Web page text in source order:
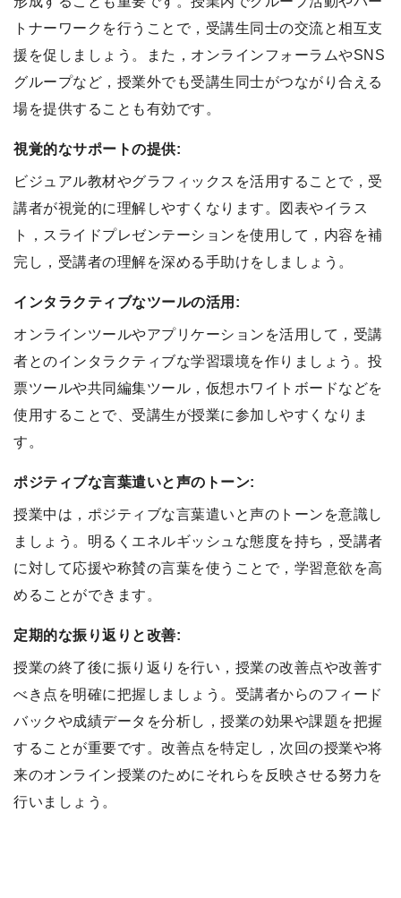
トナーワークを行うことで，受講生同士の交流と相互支
援を促しましょう。また，オンラインフォーラムやSNS
グループなど，授業外でも受講生同士がつながり合える
場を提供することも有効です。
視覚的なサポートの提供:
ビジュアル教材やグラフィックスを活用することで，受
講者が視覚的に理解しやすくなります。図表やイラス
ト，スライドプレゼンテーションを使用して，内容を補
完し，受講者の理解を深める手助けをしましょう。
インタラクティブなツールの活用:
オンラインツールやアプリケーションを活用して，受講
者とのインタラクティブな学習環境を作りましょう。投
票ツールや共同編集ツール，仮想ホワイトボードなどを
使用することで、受講生が授業に参加しやすくなりま
す。
ポジティブな言葉遣いと声のトーン:
授業中は，ポジティブな言葉遣いと声のトーンを意識し
ましょう。明るくエネルギッシュな態度を持ち，受講者
に対して応援や称賛の言葉を使うことで，学習意欲を高
めることができます。
定期的な振り返りと改善:
授業の終了後に振り返りを行い，授業の改善点や改善す
べき点を明確に把握しましょう。受講者からのフィード
バックや成績データを分析し，授業の効果や課題を把握
することが重要です。改善点を特定し，次回の授業や将
来のオンライン授業のためにそれらを反映させる努力を
行いましょう。